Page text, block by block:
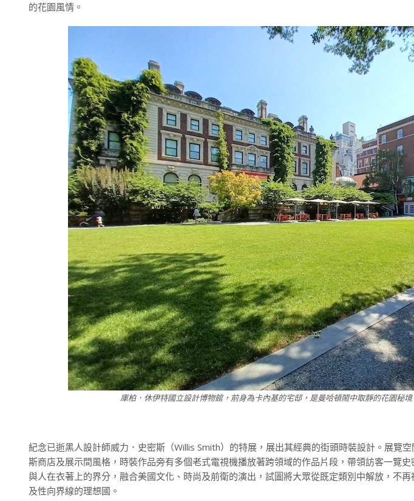
的花園風情。
庫柏．休伊特國立設計博物館，前身為卡內基的宅邸，是曼哈頓鬧中取靜的花園秘境
紀念已逝黑人設計師威力．史密斯（Willis Smith）的特展，展出其經典的街頭時裝設計。展覽
斯商店及展示間風格，時裝作品旁有多個老式電視機播放著跨領域的作品片段，帶領訪客一覽
與人在衣著上的界分，融合美國文化、時尚及前衛的演出，試圖將大眾從既定類別中解放，不
及性向界線的理想國。